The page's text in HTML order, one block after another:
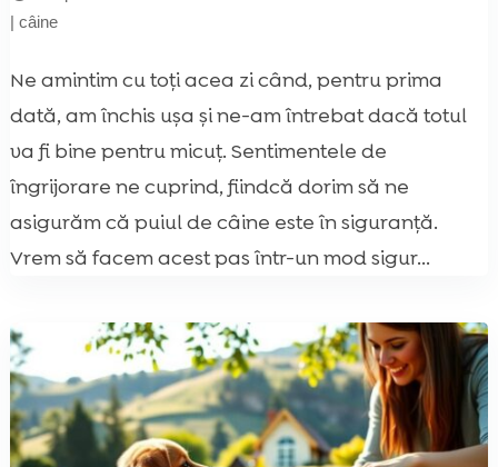
| câine
Ne amintim cu toți acea zi când, pentru prima
dată, am închis ușa și ne-am întrebat dacă totul
va fi bine pentru micuț. Sentimentele de
îngrijorare ne cuprind, fiindcă dorim să ne
asigurăm că puiul de câine este în siguranță.
Vrem să facem acest pas într-un mod sigur...